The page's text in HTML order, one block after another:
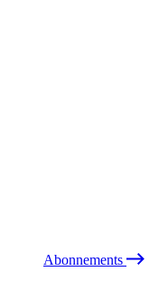
Abonnements